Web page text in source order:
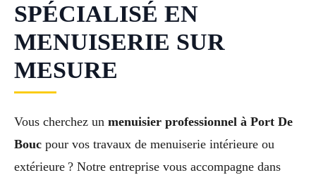
SPÉCIALISÉ EN
MENUISERIE SUR
MESURE
Vous cherchez un menuisier professionnel à Port De
Bouc pour vos travaux de menuiserie intérieure ou
extérieure ? Notre entreprise vous accompagne dans